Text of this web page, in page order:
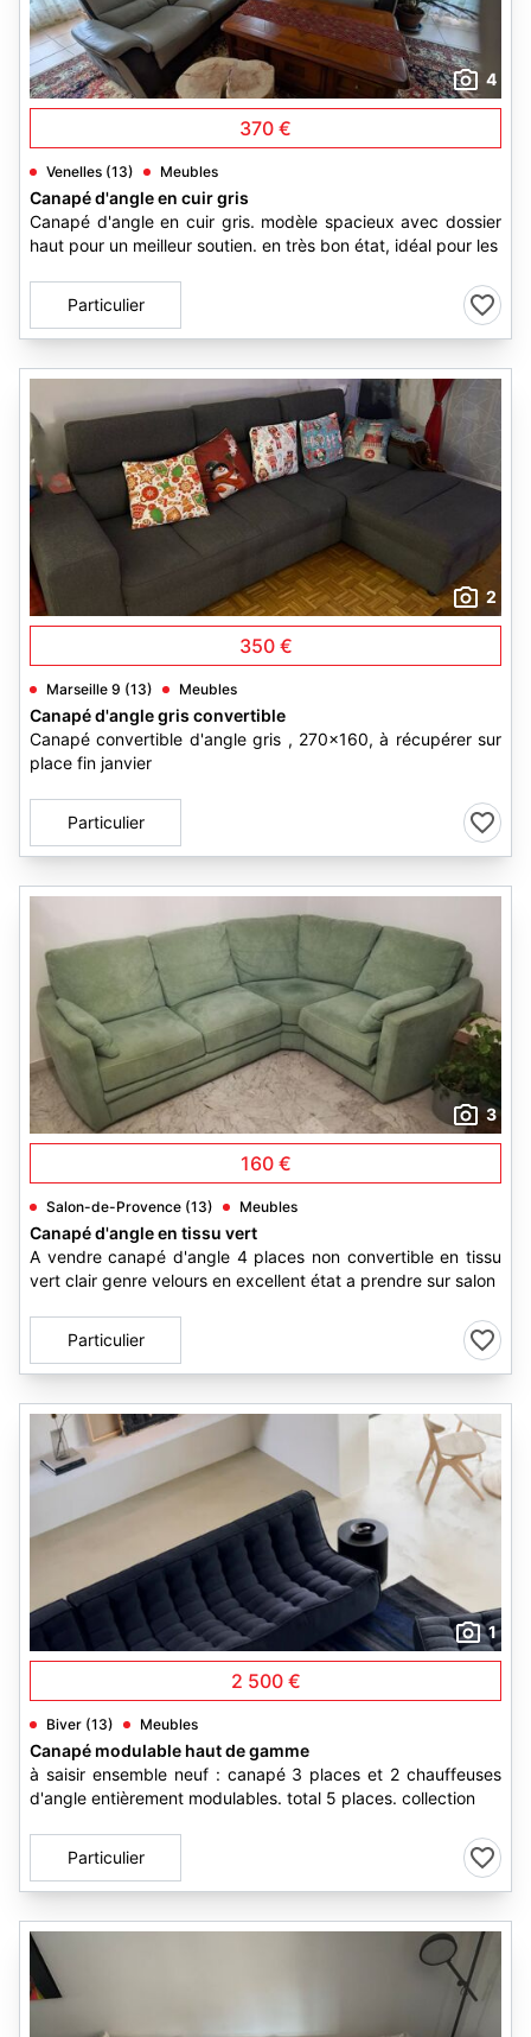
4
370 €
Venelles (13) Meubles
Canapé d'angle en cuir gris
Canapé d'angle en cuir gris. modèle spacieux avec dossier
haut pour un meilleur soutien. en très bon état, idéal pour les
Particulier
2
350 €
Marseille 9 (13) Meubles
Canapé d'angle gris convertible
Canapé convertible d'angle gris , 270x160, à récupérer sur
place fin janvier
Particulier
3
160 €
Salon-de-Provence (13) Meubles
Canapé d'angle en tissu vert
A vendre canapé d'angle 4 places non convertible en tissu
vert clair genre velours en excellent état a prendre sur salon
Particulier
1
2 500 €
Biver (13) Meubles
Canapé modulable haut de gamme
à saisir ensemble neuf : canapé 3 places et 2 chauffeuses
d'angle entièrement modulables. total 5 places. collection
Particulier